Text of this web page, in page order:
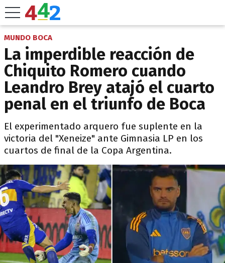
MUNDO BOCA
La imperdible reacción de
Chiquito Romero cuando
Leandro Brey atajó el cuarto
penal en el triunfo de Boca
El experimentado arquero fue suplente en la
victoria del "Xeneize" ante Gimnasia LP en los
cuartos de final de la Copa Argentina.